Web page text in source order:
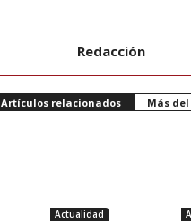
Redacción
Artículos relacionados Más
Actualidad